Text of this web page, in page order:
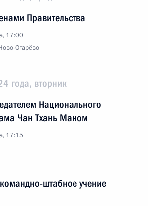
Правительства
17:00
Огарёво
года, вторник
Национального
Чан Тхань Маном
17:15
штабное учение